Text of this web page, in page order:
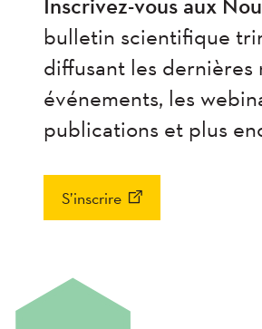
bulletin scientifique
diffusant les dernières
événements, les
publications et plus
S’inscrire